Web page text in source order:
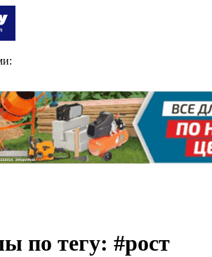
по тегу: #рост